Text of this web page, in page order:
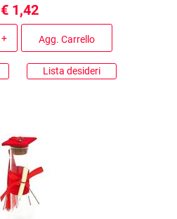
€ 1,42
Agg. Carrello
Lista desideri